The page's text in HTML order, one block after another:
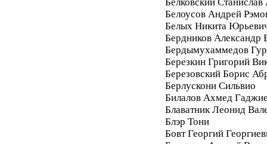
Белоусов Андрей
Белых Никита
Бердников Александр
Бердымухаммедов
Березкин Григорий
Березовский Борис
Берлускони Сильвио
Билалов Ахмед
Блаватник Леонид
Блэр Тони
Бовт Георгий